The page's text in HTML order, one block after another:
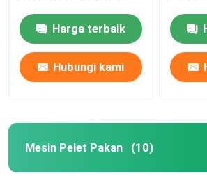
Harga terbaik
Hubungi kami
Mesin Pelet Pakan (10)